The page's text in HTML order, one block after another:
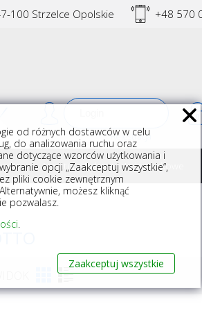
100 Strzelce Opolskie +48 570
Rejestracja
Armatura i akcesoria łazienkowe
od różnych dostawców w celu
do analizowania ruchu oraz
dotyczące wzorców użytkowania i
opcji „Zaakceptuj wszystkie”,
pliki cookie zewnętrznym
możesz kliknąć
pozwalasz.
.
Zaakceptuj wszystkie